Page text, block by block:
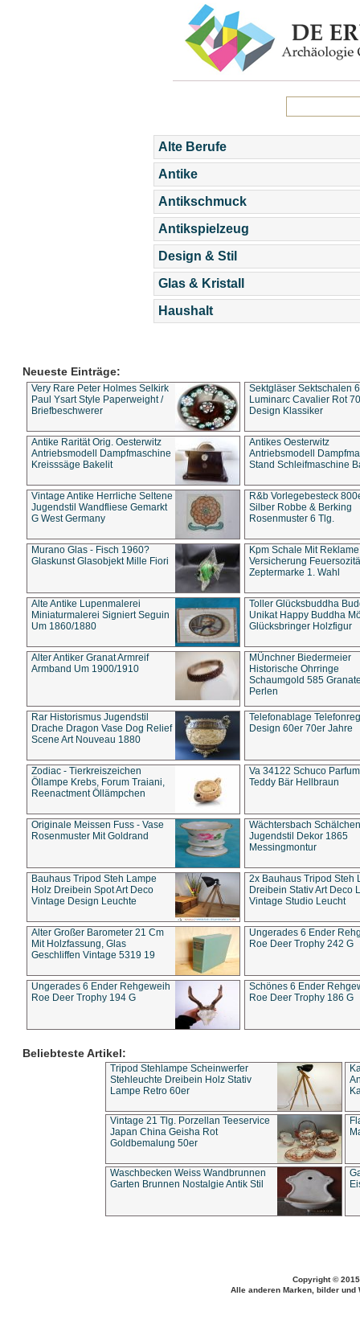
Alte Berufe
Antike
Antikschmuck
Antikspielzeug
Design & Stil
Glas & Kristall
Haushalt
Neueste Einträge:
Very Rare Peter Holmes Selkirk
Paul Ysart Style Paperweight /
Briefbeschwerer
Sektgläser Sektschalen
Luminarc Cavalier Rot
Design Klassiker
Antike Rarität Orig. Oesterwitz
Antriebsmodell Dampfmaschine
Kreisssäge Bakelit
Antikes Oesterwitz
Antriebsmodell
Stand Schleifmaschine
Vintage Antike Herrliche Seltene
Jugendstil Wandfliese Gemarkt
G West Germany
R&b Vorlegebesteck
Silber Robbe & Berking
Rosenmuster 6 Tlg.
Murano Glas - Fisch 1960?
Glaskunst Glasobjekt Mille Fiori
Kpm Schale Mit Reklame
Versicherung
Zeptermarke 1. Wahl
Alte Antike Lupenmalerei
Miniaturmalerei Signiert Seguin
Um 1860/1880
Toller Glücksbuddha
Unikat Happy Buddha
Glücksbringer Holzfigur
Alter Antiker Granat Armreif
Armband Um 1900/1910
MÜnchner Biedermeier
Historische Ohrringe
Schaumgold 585
Perlen
Rar Historismus Jugendstil
Drache Dragon Vase Dog Relief
Scene Art Nouveau 1880
Telefonablage
Design 60er 70er Jahre
Zodiac - Tierkreiszeichen
Öllampe Krebs, Forum Traiani,
Reenactment Öllämpchen
Va 34122 Schuco
Teddy Bär Hellbraun
Originale Meissen Fuss - Vase
Rosenmuster Mit Goldrand
Wächtersbach Schälchen
Jugendstil Dekor 1865
Messingmontur
Bauhaus Tripod Steh Lampe
Holz Dreibein Spot Art Deco
Vintage Design Leuchte
2x Bauhaus Tripod Steh
Dreibein Stativ Art Deco
Vintage Studio Leucht
Alter Großer Barometer 21 Cm
Mit Holzfassung, Glas
Geschliffen Vintage 5319 19
Ungerades 6 Ender
Roe Deer Trophy 242 G
Ungerades 6 Ender Rehgeweih
Roe Deer Trophy 194 G
Schönes 6 Ender
Roe Deer Trophy 186 G
Beliebteste Artikel:
Tripod Stehlampe Scheinwerfer
Stehleuchte Dreibein Holz Stativ
Lampe Retro 60er
Vintage 21 Tlg. Porzellan Teeservice
Japan China Geisha Rot
Goldbemalung 50er
Waschbecken Weiss Wandbrunnen
Garten Brunnen Nostalgie Antik Stil
Copyright ©
Alle anderen Marken, bilder und